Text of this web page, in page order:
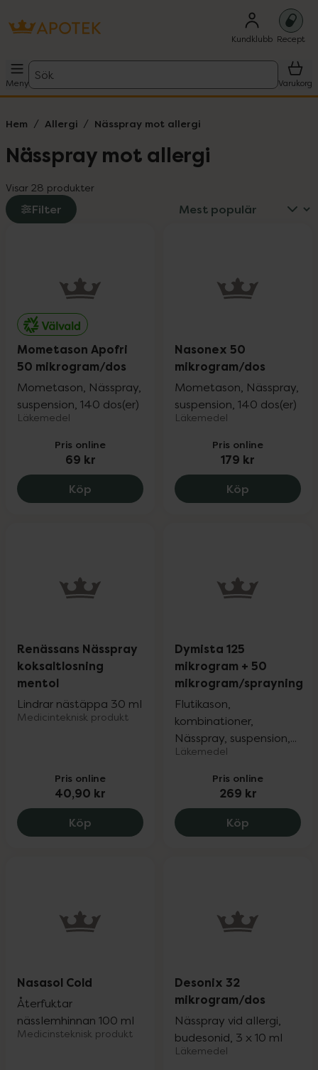
Kundklubb Recept
Meny
Sök
Varukorg
Hem Allergi Nässpray mot allergi
Nässpray mot allergi
Visar 28 produkter
Filter
Mometason Apofri
50 mikrogram/dos
Mometason, Nässpray,
suspension, 140 dos(er)
Läkemedel
Pris online
69 kr
Köp Mometason Apofri 50 mikrogram/dos,
Nasonex 50
mikrogram/dos
Mometason, Nässpray,
suspension, 140 dos(er)
Läkemedel
Pris online
179 kr
Köp Nasonex
Renässans Nässpray
koksaltlosning
mentol
Lindrar nästäppa 30 ml
Medicinteknisk produkt
Pris online
40,90 kr
Köp Renässans Nässpray koksaltlosning
Dymista 125
mikrogram + 50
mikrogram/sprayning
Flutikason,
kombinationer,
Nässpray, suspension,...
Läkemedel
Pris online
269 kr
Köp Dymista
Nasasol Cold
Återfuktar
nässlemhinnan 100 ml
Medicinsteknisk produkt
Desonix 32
mikrogram/dos
Nässpray vid allergi,
budesonid, 3 x 10 ml
Läkemedel